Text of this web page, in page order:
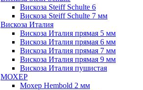
Вискоза Steiff Schulte 6
Вискоза Steiff Schulte 7 мм
Вискоза Италия
Вискоза Италия прямая 5 мм
Вискоза Италия прямая 6 мм
Вискоза Италия прямая 7 мм
Вискоза Италия прямая 9 мм
Вискоза Италия пушистая
МОХЕР
Мохер Hembold 2 мм